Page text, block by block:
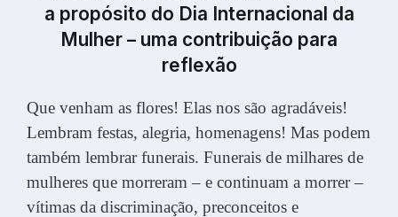
a propósito do Dia Internacional da
Mulher – uma contribuição para
reflexão
Que venham as flores! Elas nos são agradáveis!
Lembram festas, alegria, homenagens! Mas podem
também lembrar funerais. Funerais de milhares de
mulheres que morreram – e continuam a morrer –
vítimas da discriminação, preconceitos e